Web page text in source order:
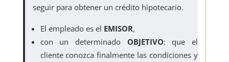
seguir para obtener un crédito hipotecario.
El empleado es el EMISOR,
con un determinado OBJETIVO: que el
cliente conozca finalmente las condiciones y